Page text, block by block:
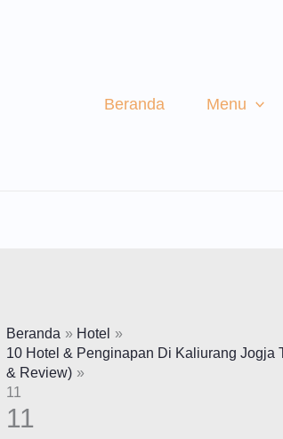
Beranda Menu
Beranda
Hotel
10 Hotel & Penginapan Di Kaliurang Jogja
& Review)
11
11